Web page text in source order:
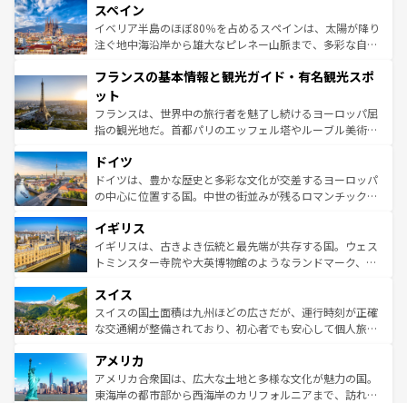
ろん、トスカーナの美しい田園風景やアマルフィ海岸の絶
景など、自然景観も見逃せない。観光の合間には、本場の
ピザやパスタなど、絶品のイタリア料理を堪能することも
ませてくれるイタリアで、忘れられない旅をしてみよう！
なお、新着のイタリア情報は
しい。
スペイン
イベリア半島のほぼ80％を占めるスペインは、太陽が降り
注ぐ地中海沿岸から雄大なピレネー山脈まで、多彩な自然
文化が根付くこの国では、情熱的なフラメンコ、熱気あふ
れる闘牛、そして美味しいタパスが生活の一部となってい
る。首都マドリードの洗練された雰囲気や、バルセロナの
アートに溢れた街角から、地方では古代ローマ遺跡や中世
せる。地方によって風土や気候が異なるスペインはその個
性で訪れる人を魅了する。 なお、新着のスペイン情報は コ
ンテンツ一覧を参照してほしい。
フランスの基本情報と観光ガイド・有名観光スポ
ット
フランスは、世界中の旅行者を魅了し続けるヨーロッパ屈
指の観光地だ。首都パリのエッフェル塔やルーブル美術館
で、幅広い魅力が詰まっている。華麗な宮殿、歴史的な大
聖堂、美しいビーチ、そして豊かな自然が、訪れる者を心
から魅了する。また、フランスは美食の国としても知ら
いる。シャンパンの発祥地であるランス、プロヴァンスの
香り高いラベンダー畑など、多彩な楽しみ方が可能だ。さ
らに、パリ以外の地域にも魅力が溢れており、どの街角に
れる地方に足を運ぶとそれぞれで全く異なる文化を体験で
きるだろう。 なお、新着のフランス情報はコンテンツ一覧
を参照してほしい。
ドイツ
ドイツは、豊かな歴史と多彩な文化が交差するヨーロッパ
の中心に位置する国。中世の街並みが残るロマンチック街
顔を持つこの国は、どこを歩いても飽きることがない。ベ
ルリンの文化的活気、バイエルン州のアルプスの絶景、そ
してライン川沿いのワイン畑といった風景は必見。ビール
は、お酒好きな人にはぜひ体験してほしい。 なお、新着の
ドイツ情報はコンテンツ一覧を参照してほしい。
イギリス
イギリスは、古きよき伝統と最先端が共存する国。ウェス
トミンスター寺院や大英博物館のようなランドマーク、歴
リアごとに異なる魅力がある。また、優雅なアフタヌーン
ティー、ビール好きにはたまらない英国パブ、サッカー観
戦など、本場だからこそできる体験も豊富。イギリスを旅
ンツ一覧を参照してほしい。
スイス
スイスの国土面積は九州ほどの広さだが、運行時刻が正確
な交通網が整備されており、初心者でも安心して個人旅行
の建物がそのまま残る町や、スイスならではのユニークな
博物館もあり、アルプス観光だけでなく町歩きも満喫する
ことができる。国民の所得が高いため物価も高いが、旅行
アメリカ
アメリカ合衆国は、広大な土地と多様な文化が魅力の国。
東海岸の都市部から西海岸のカリフォルニアまで、訪れる